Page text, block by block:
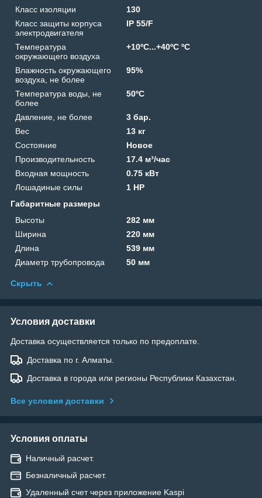
Класс изоляции
130
Класс защиты корпуса
электродвигателя
IP 55/F
Температура
окружающего воздуха
+10ºС...+40ºС ºС
Влажность окружающего
воздуха, не более
95%
Температура воды, не
более
50ºС
Давление, не более
3 бар.
Вес
13 кг
Состояние
Новое
Производительность
17.4 м³/час
Входная мощность
0.75 кВт
Лошадиные силы
1 HP
Габаритные размеры
Высоты
282 мм
Ширина
220 мм
Длина
539 мм
Диаметр трубопровода
50 мм
Скрыть
Условия доставки
Доставка осуществляется только по предоплате.
Доставка по г. Алматы.
Доставка в города или регионы Республики Казахстан.
Все условия доставки
Условия оплаты
Наличный расчет.
Безналичный расчет.
Удаленный счет через приложение Kaspi